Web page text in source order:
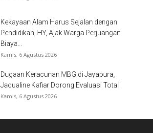
Kekayaan Alam Harus Sejalan dengan
Pendidikan, HY, Ajak Warga Perjuangan
Biaya...
Kamis, 6 Agustus 2026
Dugaan Keracunan MBG di Jayapura,
Jaqualine Kafiar Dorong Evaluasi Total
Kamis, 6 Agustus 2026